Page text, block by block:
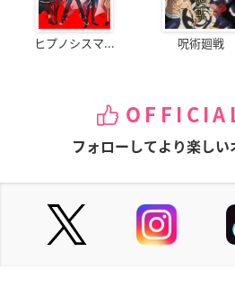
ヒプノシスマ... 呪術廻戦
フォローしてより楽しい